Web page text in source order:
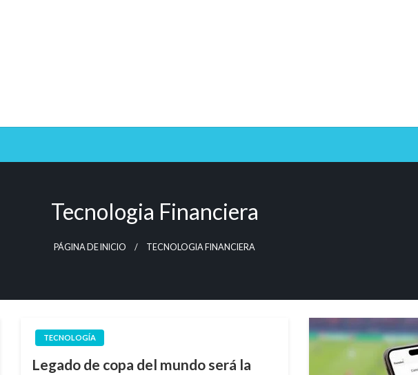
Tecnologia Financiera
PÁGINA DE INICIO TECNOLOGIA FINANCIERA
TECNOLOGÍA
Legado de copa del mundo será la